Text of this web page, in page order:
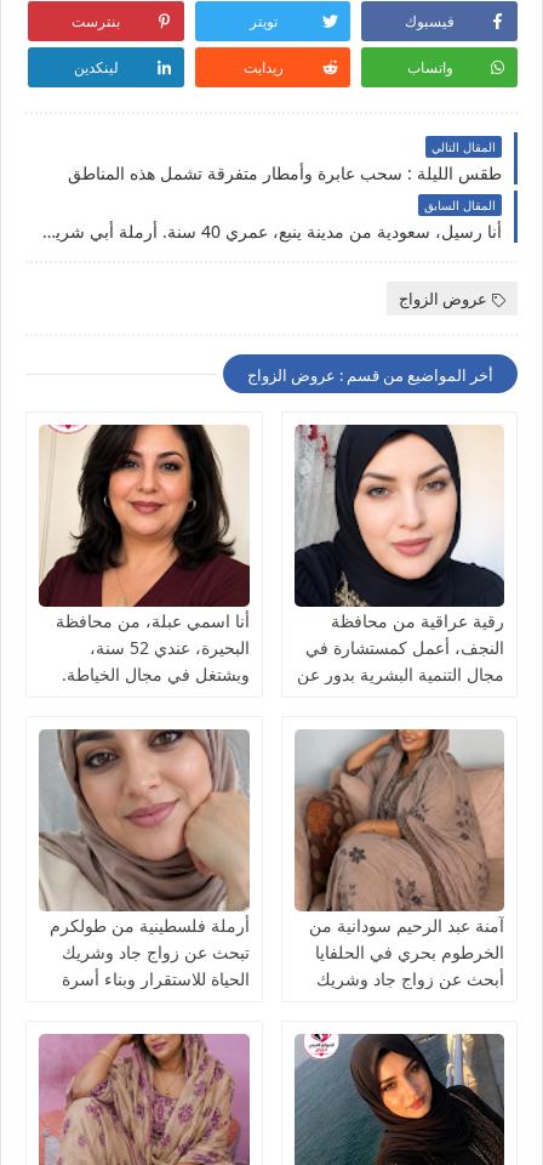
فيسبوك تويتر بنترست
واتساب ريدايت لينكدين
المقال التالي
طقس الليلة : سحب عابرة وأمطار متفرقة تشمل هذه المناطق
المقال السابق
أنا رسيل، سعودية من مدينة ينبع، عمري 40 سنة. أرملة أبي شريك الحياة جاد قصد الزواج
عروض الزواج
أخر المواضيع من قسم : عروض الزواج
رقية عراقية من محافظة
النجف، أعمل كمستشارة في
مجال التنمية البشرية بدور عن
أنا اسمي عبلة، من محافظة
البحيرة، عندي 52 سنة،
وبشتغل في مجال الخياطة.
آمنة عبد الرحيم سودانية من
الخرطوم بحري في الحلفايا
أبحث عن زواج جاد وشريك
أرملة فلسطينية من طولكرم
تبحث عن زواج جاد وشريك
الحياة للاستقرار وبناء أسرة